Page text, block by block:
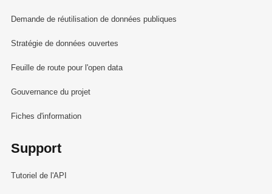
Demande de réutilisation de données publiques
Stratégie de données ouvertes
Feuille de route pour l'open data
Gouvernance du projet
Fiches d'information
Support
Tutoriel de l'API